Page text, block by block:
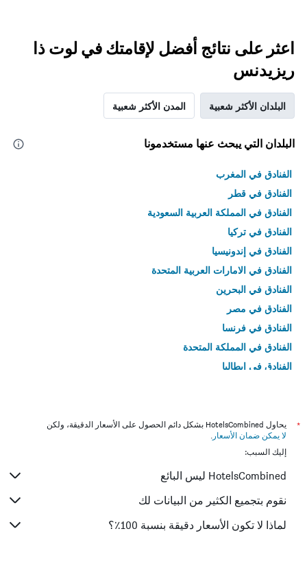
اعثر على نتائج أفضل لإقامتك في لوت ذا
ريزيدنس
البلدان الأكثر شعبية المدن الأكثر شعبية
البلدان التي يبحث عنها مستخدمونا
الفنادق في المغرب
الفنادق في قطر
الفنادق في المملكة العربية السعودية
الفنادق في تركيا
الفنادق في إندونيسيا
الفنادق في الامارات العربية المتحدة
الفنادق في البحرين
الفنادق في مصر
الفنادق في فرنسا
الفنادق في المملكة المتحدة
الفنادق في إيطاليا
*
يحاول HotelsCombined بشكل دائم الحصول على الأسعار الدقيقة، ولكن
لا يمكن ضمان الأسعار .
إليك السبب:
HotelsCombined ليس البائع
نقوم بتجميع الكثير من البيانات لك
لماذا لا تكون الأسعار دقيقة بنسبة 100٪؟